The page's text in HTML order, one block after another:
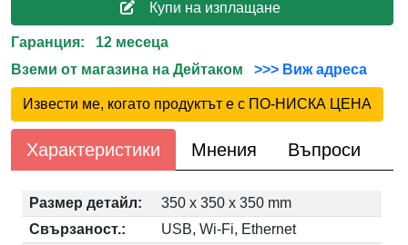
Купи на изплащане
Гаранция: 12 месеца
Вземи от магазина на Дейтаком
>>> Виж адреса
Извести ме, когато продуктът е с ПО-НИСКА ЦЕНА
Характеристики Мнения Въпроси
Размер детайл:
350 x 350 x 350 mm
Свързаност.:
USB, Wi-Fi, Ethernet